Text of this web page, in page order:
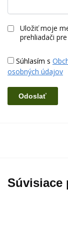
Uložiť moje
prehliadači
Súhlasím s
osobných údajov
Súvisiace